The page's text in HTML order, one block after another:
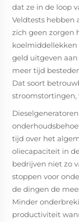
dat ze in de loop
Veldtests hebben
zich geen zorgen
geld uitgeven
meer tijd
Dat soort
tijd over het
oliecapaciteit in
bedrijven niet zo
stoppen voor
de dingen de
Minder
productiviteit